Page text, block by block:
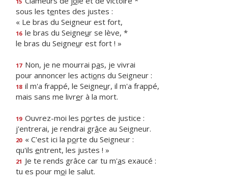
sous les tentes des justes :
« Le bras du Seigneur est fort,
16 le bras du Seigneur se lève, *
le bras du Seigneur est fort ! »
17 Non, je ne mourrai pas, je vivrai
pour annoncer les actions du Seigneur :
18 il m'a frappé, le Seigneur, il m'a frappé,
mais sans me livrer à la mort.
19 Ouvrez-moi les portes de justice :
j'entrerai, je rendrai grâce au Seigneur.
20 « C'est ici la porte du Seigneur :
qu'ils entrent, les justes ! »
21 Je te rends grâce car tu m'as exaucé :
tu es pour moi le salut.